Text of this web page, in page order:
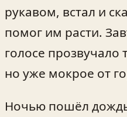
рукавом, встал и
помог им расти.
голосе прозвучало
но уже мокрое от
Ночью пошёл